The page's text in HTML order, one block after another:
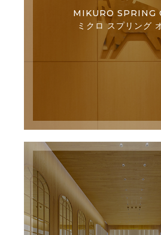
MIKURO SPRING
ミクロ スプリング